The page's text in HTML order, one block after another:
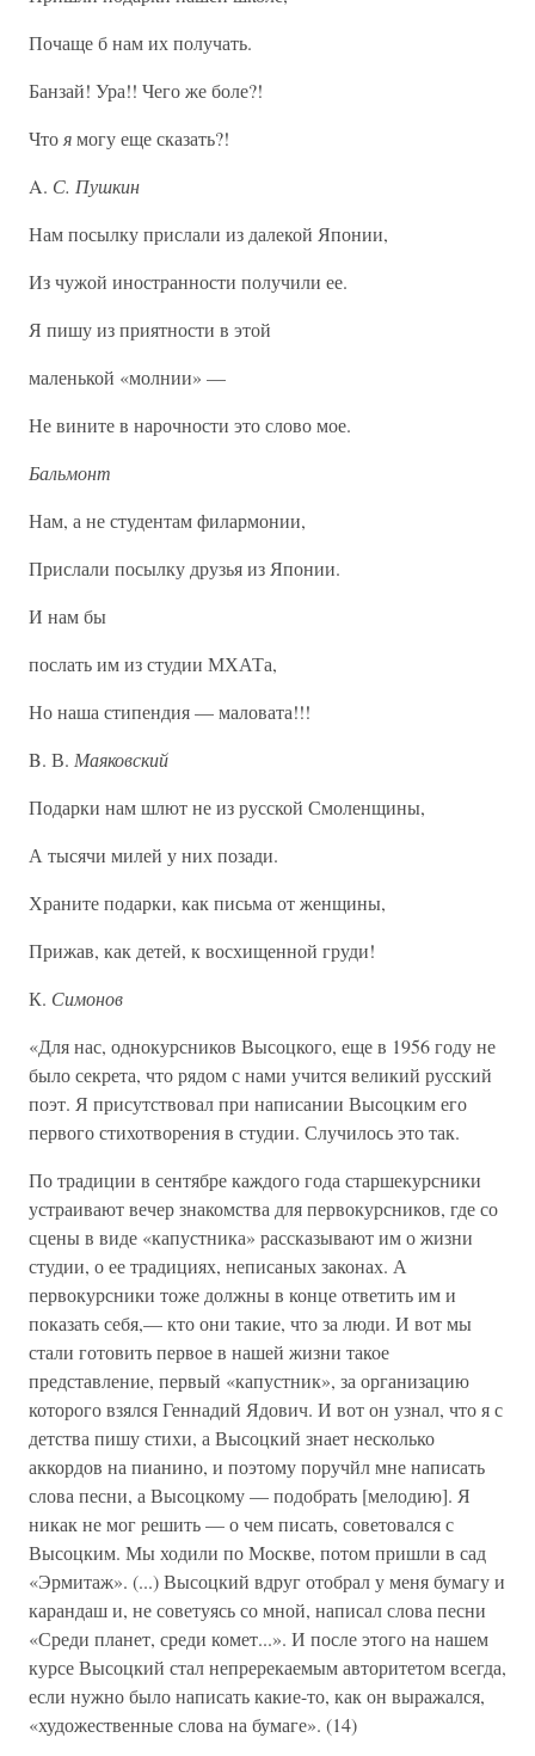
Почаще б нам их получать.
Банзай! Ура!! Чего же боле?!
Чтоямогу еще сказать?!
A. С. Пушкин
Нам посылку прислали из далекой Японии,
Из чужой иностранности получили ее.
Я пишу из приятности в этой
маленькой «молнии» —
Не вините в нарочности это слово мое.
Бальмонт
Нам, а не студентам филармонии,
Прислали посылку друзья из Японии.
И нам бы
послать им из студии МХАТа,
Но наша стипендия — маловата!!!
B. В. Маяковский
Подарки нам шлют не из русской Смоленщины,
А тысячи милей у них позади.
Храните подарки, как письма от женщины,
Прижав, как детей, к восхищенной груди!
К. Симонов
«Для нас, однокурсников Высоцкого, еще в 1956 году не
было секрета, что рядом с нами учится великий русский
поэт. Я присутствовал при написании Высоцким его
первого стихотворения в студии. Случилось это так.
По традиции в сентябре каждого года старшекурсники
устраивают вечер знакомства для первокурсников, где со
сцены в виде «капустника» рассказывают им о жизни
студии, о ее традициях, неписаных законах. А
первокурсники тоже должны в конце ответить им и
показать себя,— кто они такие, что за люди. И вот мы
стали готовить первое в нашей жизни такое
представление, первый «капустник», за организацию
которого взялся Геннадий Ядович. И вот он узнал, что я с
детства пишу стихи, а Высоцкий знает несколько
аккордов на пианино, и поэтому поручйл мне написать
слова песни, а Высоцкому — подобрать [мелодию]. Я
никак не мог решить — о чем писать, советовался с
Высоцким. Мы ходили по Москве, потом пришли в сад
«Эрмитаж». (...) Высоцкий вдруг отобрал у меня бумагу и
карандаш и, не советуясь со мной, написал слова песни
«Среди планет, среди комет...». И после этого на нашем
курсе Высоцкий стал непререкаемым авторитетом всегда,
если нужно было написать какие-то, как он выражался,
«художественные слова на бумаге». (14)